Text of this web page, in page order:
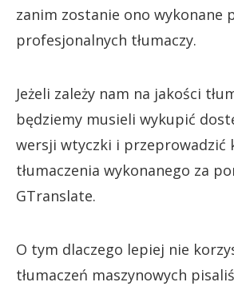
zanim zostanie ono wykonane
profesjonalnych tłumaczy.
Jeżeli zależy nam na jakości
będziemy musieli wykupić
wersji wtyczki i przeprowadzić
tłumaczenia wykonanego za
GTranslate.
O tym dlaczego lepiej nie
tłumaczeń maszynowych